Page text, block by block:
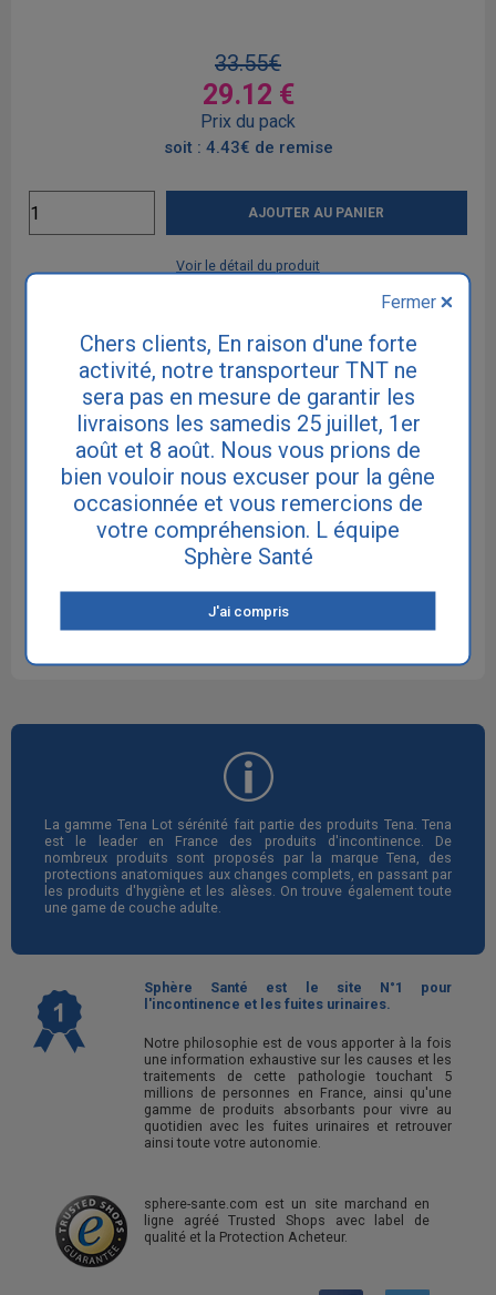
33.55€
29.12 €
Prix du pack
soit : 4.43€ de remise
AJOUTER AU PANIER
Voir le détail du produit
Rivadouce Solution nettoyante sans
rinçage flacon 500 ml
11.9 €
Cleanis Care Bag Urinal Masculin
jetable
16.9 €
La gamme Tena Lot sérénité fait partie des produits Tena. Tena
est le leader en France des produits d'incontinence. De
nombreux produits sont proposés par la marque Tena, des
protections anatomiques aux changes complets, en passant par
les produits d'hygiène et les alèses. On trouve également toute
une game de couche adulte.
Sphère Santé est le site N°1 pour
l'incontinence et les fuites urinaires.
Notre philosophie est de vous apporter à la fois
une information exhaustive sur les causes et les
traitements de cette pathologie touchant 5
millions de personnes en France, ainsi qu'une
gamme de produits absorbants pour vivre au
quotidien avec les fuites urinaires et retrouver
ainsi toute votre autonomie.
sphere-sante.com est un site marchand en
ligne agréé Trusted Shops avec label de
qualité et la Protection Acheteur.
Chers clients, En raison d'une forte
activité, notre transporteur TNT ne
sera pas en mesure de garantir les
livraisons les samedis 25 juillet, 1er
août et 8 août. Nous vous prions de
bien vouloir nous excuser pour la gêne
occasionnée et vous remercions de
votre compréhension. L équipe
Sphère Santé
J'ai compris
Fermer